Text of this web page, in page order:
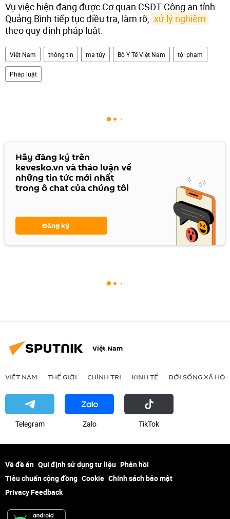
Vụ việc hiện đang được Cơ quan CSĐT Công an tỉnh
Quảng Bình tiếp tục điều tra, làm rõ, xử lý nghiêm
theo quy định pháp luật.
Việt Nam thông tin ma túy Bộ Y Tế Việt Nam tội phạm
Pháp luật
Hãy đăng ký trên
kevesko.vn và thảo luận về
những tin tức mới nhất
trong ô chat của chúng tôi
Đăng ký
Việt Nam
VIỆT NAM THẾ GIỚI CHÍNH TRỊ KINH TẾ ĐỜI SỐNG XÃ HỘI
Telegram Zalo ТikТоk
Về đề án Qui định sử dụng tư liệu Phản hồi
Tiêu chuẩn cộng đồng Cookie Chính sách bảo mật
Privacy Feedback